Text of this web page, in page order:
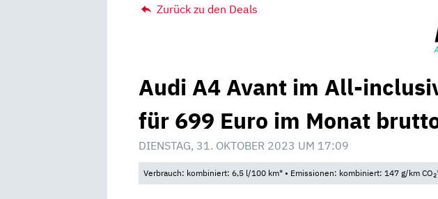
Zurück zu den Deals
Audi A4 Avant im All-
für 699 Euro im Monat
DIENSTAG, 31. OKTOBER 2023 UM 17:09
Verbrauch: kombiniert: 6,5 l/100 km* • Emissionen: kombiniert: 147 g/km CO2